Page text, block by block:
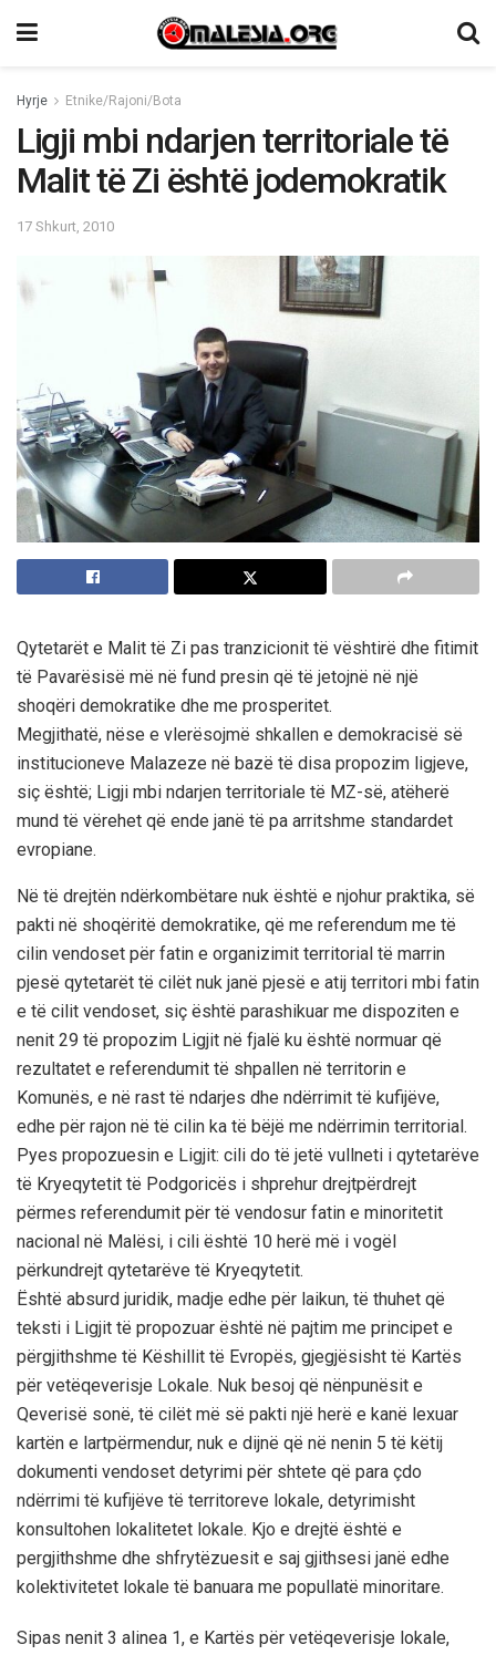
Hyrje Etnike/Rajoni/Bota
Ligji mbi ndarjen territoriale të
Malit të Zi është jodemokratik
17 Shkurt, 2010
Qytetarët e Malit të Zi pas tranzicionit të vështirë dhe fitimit
të Pavarësisë më në fund presin që të jetojnë në një
shoqëri demokratike dhe me prosperitet.
Megjithatë, nëse e vlerësojmë shkallen e demokracisë së
institucioneve Malazeze në bazë të disa propozim ligjeve,
siç është; Ligji mbi ndarjen territoriale të MZ-së, atëherë
mund të vërehet që ende janë të pa arritshme standardet
evropiane.
Në të drejtën ndërkombëtare nuk është e njohur praktika, së
pakti në shoqëritë demokratike, që me referendum me të
cilin vendoset për fatin e organizimit territorial të marrin
pjesë qytetarët të cilët nuk janë pjesë e atij territori mbi fatin
e të cilit vendoset, siç është parashikuar me dispoziten e
nenit 29 të propozim Ligjit në fjalë ku është normuar që
rezultatet e referendumit të shpallen në territorin e
Komunës, e në rast të ndarjes dhe ndërrimit të kufijëve,
edhe për rajon në të cilin ka të bëjë me ndërrimin territorial.
Pyes propozuesin e Ligjit: cili do të jetë vullneti i qytetarëve
të Kryeqytetit të Podgoricës i shprehur drejtpërdrejt
përmes referendumit për të vendosur fatin e minoritetit
nacional në Malësi, i cili është 10 herë më i vogël
përkundrejt qytetarëve të Kryeqytetit.
Është absurd juridik, madje edhe për laikun, të thuhet që
teksti i Ligjit të propozuar është në pajtim me principet e
përgjithshme të Këshillit të Evropës, gjegjësisht të Kartës
për vetëqeverisje Lokale. Nuk besoj që nënpunësit e
Qeverisë sonë, të cilët më së pakti një herë e kanë lexuar
kartën e lartpërmendur, nuk e dijnë që në nenin 5 të këtij
dokumenti vendoset detyrimi për shtete që para çdo
ndërrimi të kufijëve të territoreve lokale, detyrimisht
konsultohen lokalitetet lokale. Kjo e drejtë është e
pergjithshme dhe shfrytëzuesit e saj gjithsesi janë edhe
kolektivitetet lokale të banuara me popullatë minoritare.
Sipas nenit 3 alinea 1, e Kartës për vetëqeverisje lokale,